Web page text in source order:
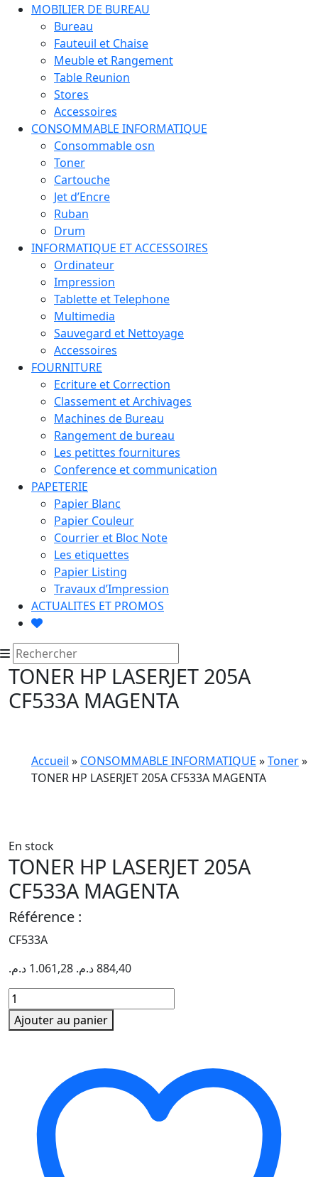
MOBILIER DE BUREAU
Bureau
Fauteuil et Chaise
Meuble et Rangement
Table Reunion
Stores
Accessoires
CONSOMMABLE INFORMATIQUE
Consommable osn
Toner
Cartouche
Jet d’Encre
Ruban
Drum
INFORMATIQUE ET ACCESSOIRES
Ordinateur
Impression
Tablette et Telephone
Multimedia
Sauvegard et Nettoyage
Accessoires
FOURNITURE
Ecriture et Correction
Classement et Archivages
Machines de Bureau
Rangement de bureau
Les petittes fournitures
Conference et communication
PAPETERIE
Papier Blanc
Papier Couleur
Courrier et Bloc Note
Les etiquettes
Papier Listing
Travaux d’Impression
ACTUALITES ET PROMOS
TONER HP LASERJET 205A
CF533A MAGENTA
Accueil » CONSOMMABLE INFORMATIQUE »Toner»
TONER HP LASERJET 205A CF533A MAGENTA
En stock
TONER HP LASERJET 205A
CF533A MAGENTA
Référence :
CF533A
1.061,28 د.م. 884,40د.م.
quantité
de
TONER
CF533A
MAGENTA
Ajouter au panier